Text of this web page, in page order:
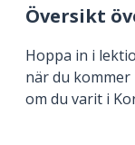
Översikt
Hoppa in i
när du
om du varit i